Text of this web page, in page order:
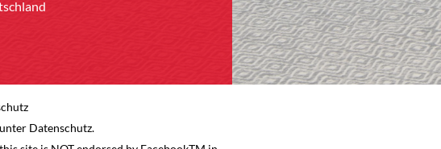
Datenschutz.